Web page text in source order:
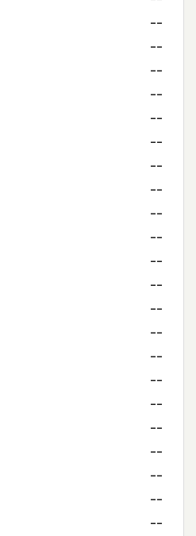
--
--
--
--
--
--
--
--
--
--
--
--
--
--
--
--
--
--
--
--
--
--